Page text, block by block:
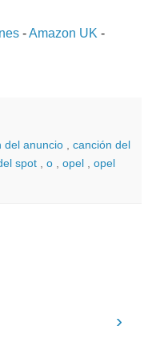
-Amazon UK -
del anuncio
canción del
spot o opel
opel
›